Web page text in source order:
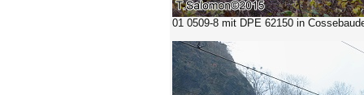
01 0509-8 mit DPE 62150 in